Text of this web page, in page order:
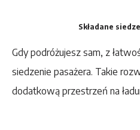
Składane
Gdy podróżujesz sam, z
siedzenie pasażera. Takie
dodatkową przestrzeń na